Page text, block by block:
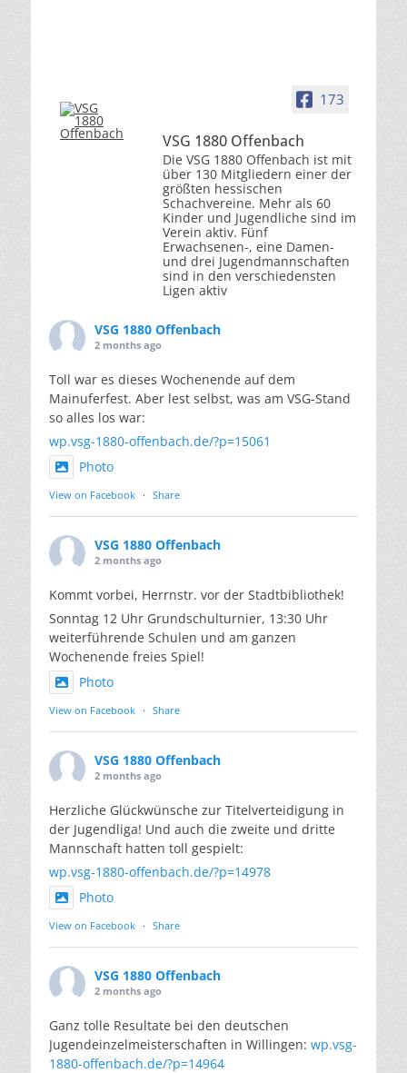
173
VSG 1880 Offenbach
Die VSG 1880 Offenbach ist mit
über 130 Mitgliedern einer der
größten hessischen
Schachvereine. Mehr als 60
Kinder und Jugendliche sind im
Verein aktiv. Fünf
Erwachsenen-, eine Damen-
und drei Jugendmannschaften
sind in den verschiedensten
Ligen aktiv
VSG 1880 Offenbach
2 months ago
Toll war es dieses Wochenende auf dem
Mainuferfest. Aber lest selbst, was am VSG-Stand
so alles los war:
wp.vsg-1880-offenbach.de/?p=15061
Photo
View on Facebook · Share
VSG 1880 Offenbach
2 months ago
Kommt vorbei, Herrnstr. vor der Stadtbibliothek!
Sonntag 12 Uhr Grundschulturnier, 13:30 Uhr
weiterführende Schulen und am ganzen
Wochenende freies Spiel!
Photo
View on Facebook · Share
VSG 1880 Offenbach
2 months ago
Herzliche Glückwünsche zur Titelverteidigung in
der Jugendliga! Und auch die zweite und dritte
Mannschaft hatten toll gespielt:
wp.vsg-1880-offenbach.de/?p=14978
Photo
View on Facebook · Share
VSG 1880 Offenbach
2 months ago
Ganz tolle Resultate bei den deutschen
Jugendeinzelmeisterschaften in Willingen: wp.vsg-
1880-offenbach.de/?p=14964